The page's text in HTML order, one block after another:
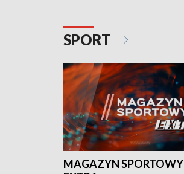
SPORT
MAGAZYN SPORTOWY